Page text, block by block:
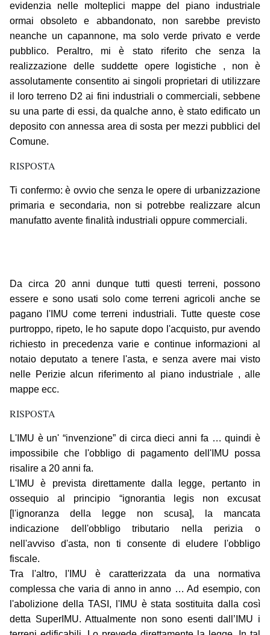
evidenzia nelle molteplici mappe del piano industriale
ormai obsoleto e abbandonato, non sarebbe previsto
neanche un capannone, ma solo verde privato e verde
pubblico. Peraltro, mi è stato riferito che senza la
realizzazione delle suddette opere logistiche , non è
assolutamente consentito ai singoli proprietari di utilizzare
il loro terreno D2 ai fini industriali o commerciali, sebbene
su una parte di essi, da qualche anno, è stato edificato un
deposito con annessa area di sosta per mezzi pubblici del
Comune.
RISPOSTA
Ti confermo: è ovvio che senza le opere di urbanizzazione
primaria e secondaria, non si potrebbe realizzare alcun
manufatto avente finalità industriali oppure commerciali.
Da circa 20 anni dunque tutti questi terreni, possono
essere e sono usati solo come terreni agricoli anche se
pagano l'IMU come terreni industriali. Tutte queste cose
purtroppo, ripeto, le ho sapute dopo l'acquisto, pur avendo
richiesto in precedenza varie e continue informazioni al
notaio deputato a tenere l'asta, e senza avere mai visto
nelle Perizie alcun riferimento al piano industriale , alle
mappe ecc.
RISPOSTA
L'IMU è un' “invenzione” di circa dieci anni fa … quindi è
impossibile che l'obbligo di pagamento dell'IMU possa
risalire a 20 anni fa.
L'IMU è prevista direttamente dalla legge, pertanto in
ossequio al principio “ignorantia legis non excusat
[l'ignoranza della legge non scusa], la mancata
indicazione dell'obbligo tributario nella perizia o
nell'avviso d'asta, non ti consente di eludere l'obbligo
fiscale.
Tra l'altro, l'IMU è caratterizzata da una normativa
complessa che varia di anno in anno … Ad esempio, con
l'abolizione della TASI, l'IMU è stata sostituita dalla così
detta SuperIMU. Attualmente non sono esenti dall’IMU i